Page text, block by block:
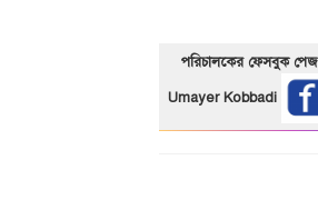
পরিচালকের ফেসবুক পেজ
Umayer Kobbadi